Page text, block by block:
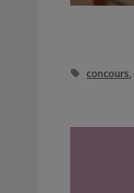
Étiquettes
concours,